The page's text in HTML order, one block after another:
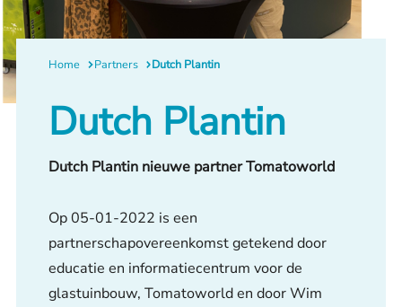
Home Partners Dutch Plantin
Dutch Plantin
Dutch Plantin nieuwe partner Tomatoworld
Op 05-01-2022 is een
partnerschapovereenkomst getekend door
educatie en informatiecentrum voor de
glastuinbouw, Tomatoworld en door Wim